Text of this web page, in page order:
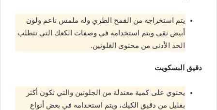
يتم استخراجه من القمح الطري وله ملمس ناعم ولون
أبيض نقي ويتم استخدامه في وصفات الكعك التي تتطلب
الحد الأدنى من محتوى الغلوتين.
دقيق البسكويت
يحتوي على كمية معتدلة من الجلوتين والتي تكون أكثر
بقليل من دقيق الكيك، ويتم استخدامه في بعض أنواع